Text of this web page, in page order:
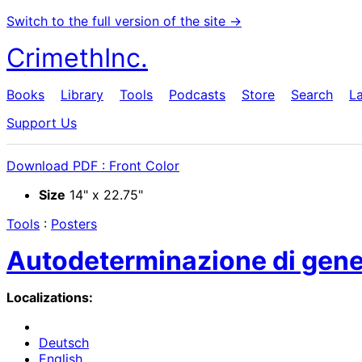
Switch to the full version of the site →
CrimethInc.
Books Library Tools Podcasts Store Search
Support Us
Download PDF : Front Color
Size 14" x 22.75"
Tools : Posters
Autodeterminazione di
Localizations:
Deutsch
English